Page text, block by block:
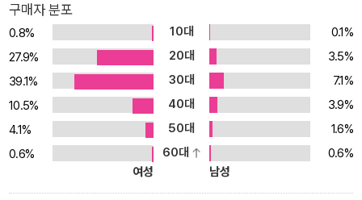
구매자 분포
0.8% 10대
0.1%
27.9%
20대
3.5%
39.1%
30대
7.1%
10.5%
40대
3.9%
4.1%
50대
1.6%
0.6%
60대
0.6%
여성
남성